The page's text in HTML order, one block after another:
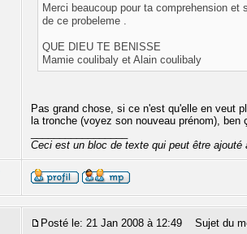
Merci beaucoup pour ta comprehension
de ce probeleme .
QUE DIEU TE BENISSE
Mamie coulibaly et Alain coulibaly
Pas grand chose, si ce n'est qu'elle en veut
la tronche (voyez son nouveau prénom), ben
Ceci est un bloc de texte qui peut être
Posté le: 21 Jan 2008 à 12:49 Sujet du